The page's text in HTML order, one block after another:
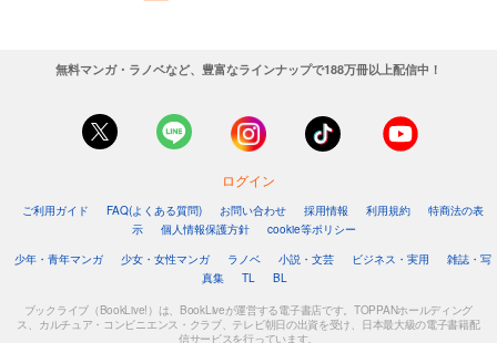
無料マンガ・ラノベなど、豊富なラインナップで188万冊以上配信中！
ログイン
ご利用ガイド FAQ(よくある質問) お問い合わせ 採用情報 利用規約
特商法の表
示
個人情報保護方針
cookie等ポリシー
少年・青年マンガ
少女・女性マンガ ラノベ 小説・文芸 ビジネス・実用
雑誌・写
真集
TL BL
ブックライブ（BookLive!）は、BookLiveが運営する電子書店です。TOPPANホールディング
ス、カルチュア・コンビニエンス・クラブ、テレビ朝日の出資を受け、日本最大級の電子書籍配
信サービスを行っています。